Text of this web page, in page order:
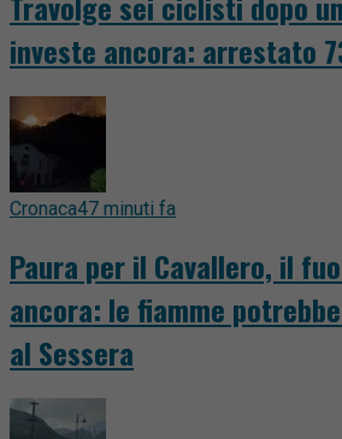
investe ancora: arrestato
Cronaca47 minuti fa
Paura per il Cavallero, il
ancora: le fiamme
al Sessera